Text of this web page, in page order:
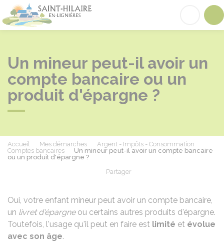
Saint-Hilaire-en-Lignières
Un mineur peut-il avoir un
compte bancaire ou un
produit d'épargne ?
Accueil Mes démarches
Argent - Impôts - Consommation
Comptes bancaires
Un mineur peut-il avoir un compte bancaire
ou un produit d'épargne ?
Partager
Oui, votre enfant mineur peut avoir un compte bancaire,
un livret d'épargneou certains autres produits d'épargne.
Toutefois, l'usage qu'il peut en faire est limité et évolue
avec son âge.